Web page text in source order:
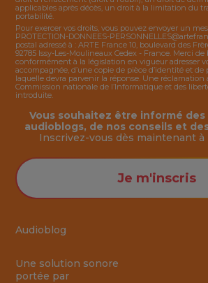
applicables après décès, un droit à la limitation du
portabilité.
Pour exercer vos droits, vous pouvez envoyer un
PROTECTION-DONNEES-
postal adressé à : ARTE France 10, boulevard des
92785 Issy-Les-Moulineaux Cedex - France. Merci
conformément à la législation en vigueur adresser
accompagnée, d’une copie de pièce d’identité et de
laquelle devra parvenir la réponse. Une réclamation
Commission nationale de l’Informatique et des
introduite.
Audioblog
Une solution sonore
portée par
Vous souhaitez être informé
audioblogs, de nos conseils et
Inscrivez-vous dès maintenant à
Je m'inscris